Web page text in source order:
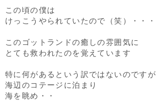
この頃の僕は
けっこうやられていたので（笑）・・・
このゴットランドの癒しの雰囲気に
とても救われたのを覚えています
特に何があるという訳ではないのですが
海辺のコテージに泊まり
海を眺め・・